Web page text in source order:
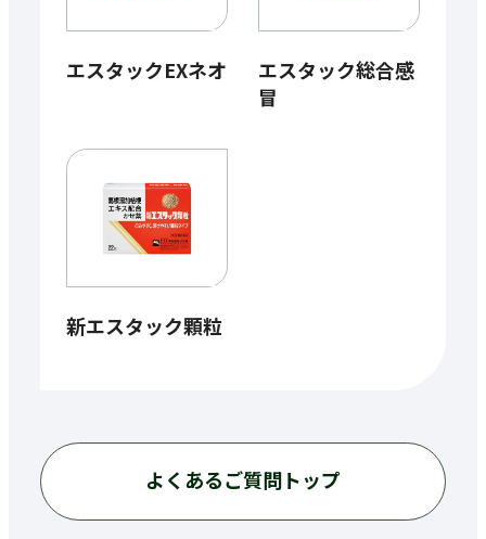
エスタックEXネオ
エスタック総合感
冒
新エスタック顆粒
よくあるご質問トップ